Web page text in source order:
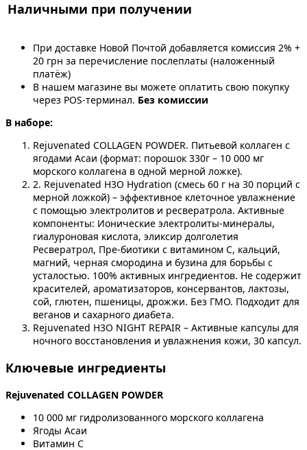
Наличными при получении
При доставке Новой Почтой добавляется комиссия 2% +
20 грн за перечисление послеплаты (наложенный
платёж)
В нашем магазине вы можете оплатить свою покупку
через POS-терминал. Без комиссии
В наборе:
Rejuvenated СOLLAGEN POWDER. Питьевой коллаген с
ягодами Асаи (формат: порошок 330г – 10 000 мг
морского коллагена в одной мерной ложке).
2. Rejuvenated H3O Hydration (смесь 60 г на 30 порций с
мерной ложкой) – эффективное клеточное увлажнение
с помощью электролитов и ресвератрола. Активные
компоненты: Ионические электролиты-минералы,
гиалуроновая кислота, эликсир долголетия
Ресвератрол, Пре-биотики с витамином С, кальций,
магний, черная смородина и бузина для борьбы с
усталостью. 100% активных ингредиентов. Не содержит
красителей, ароматизаторов, консервантов, лактозы,
сой, глютен, пшеницы, дрожжи. Без ГМО. Подходит для
веганов и сахарного диабета.
Rejuvenated H3O NIGHT REPAIR – Активные капсулы для
ночного восстановления и увлажнения кожи, 30 капсул.
Ключевые ингредиенты
Rejuvenated СOLLAGEN POWDER
10 000 мг гидролизованного морского коллагена
Ягоды Асаи
Витамин С